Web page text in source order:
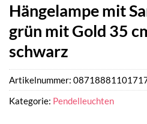
Hängelampe mit
grün mit Gold 35
schwarz
Artikelnummer:
Kategorie: Pendelleuchten